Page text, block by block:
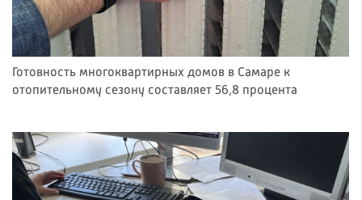
Готовность многоквартирных домов в Самаре к
отопительному сезону составляет 56,8 процента